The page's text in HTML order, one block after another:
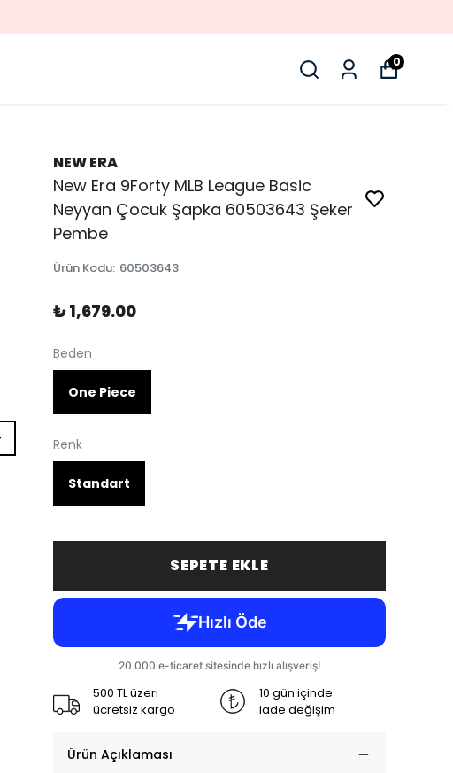
0
NEW ERA
New Era 9Forty MLB League Basic
Neyyan Çocuk Şapka 60503643 Şeker
Pembe
Ürün Kodu: 60503643
₺ 1,679.00
Beden
One Piece
Renk
Standart
SEPETE EKLE
500 TL üzeri
ücretsiz kargo
10 gün içinde
iade değişim
Ürün Açıklaması